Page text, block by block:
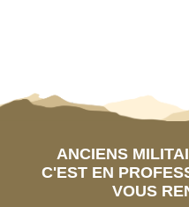
ANCIENS
C'EST EN
VOUS